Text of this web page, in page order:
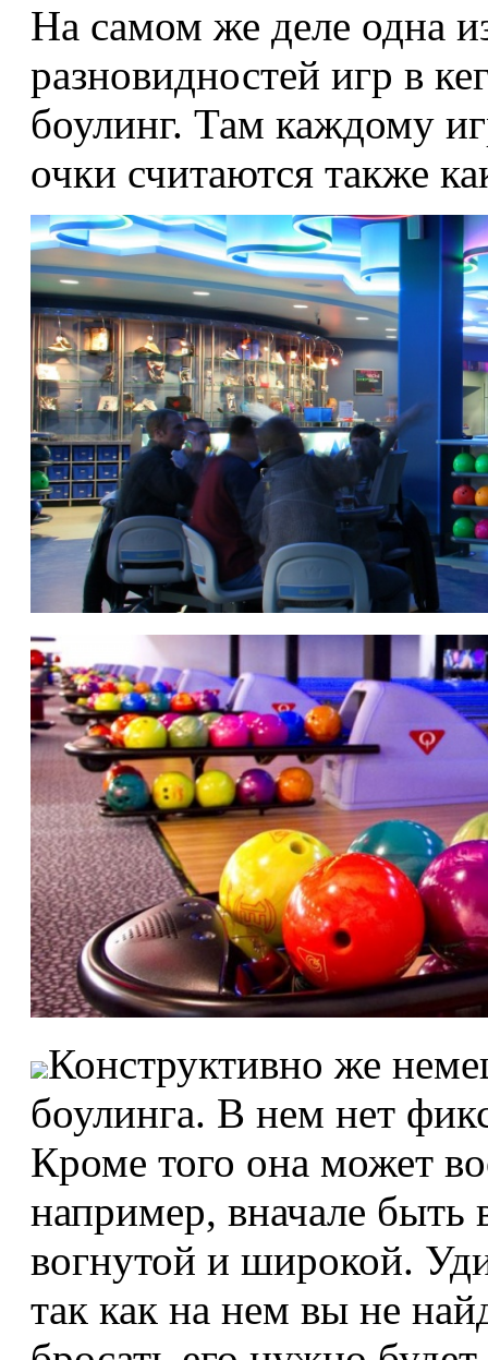
На самом же деле одна
разновидностей игр в
боулинг. Там каждому
очки считаются также
Конструктивно же
боулинга. В нем нет
Кроме того она может
например, вначале быть
вогнутой и широкой.
так как на нем вы не